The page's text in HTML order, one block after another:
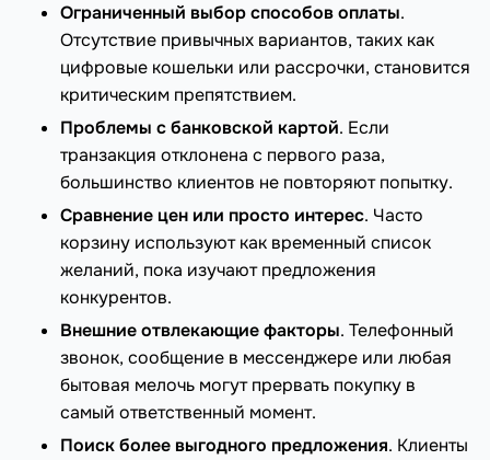
Ограниченный выбор способов оплаты.
Отсутствие привычных вариантов, таких как
цифровые кошельки или рассрочки, становится
критическим препятствием.
Проблемы с банковской картой. Если
транзакция отклонена с первого раза,
большинство клиентов не повторяют попытку.
Сравнение цен или просто интерес. Часто
корзину используют как временный список
желаний, пока изучают предложения
конкурентов.
Внешние отвлекающие факторы. Телефонный
звонок, сообщение в мессенджере или любая
бытовая мелочь могут прервать покупку в
самый ответственный момент.
Поиск более выгодного предложения. Клиенты